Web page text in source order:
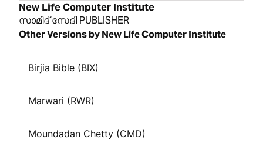
New Life Computer Institute
സാമിദ് സേദി PUBLISHER
Other Versions by New Life Computer Institute
Birjia Bible (BIX)
Marwari (RWR)
Moundadan Chetty (CMD)